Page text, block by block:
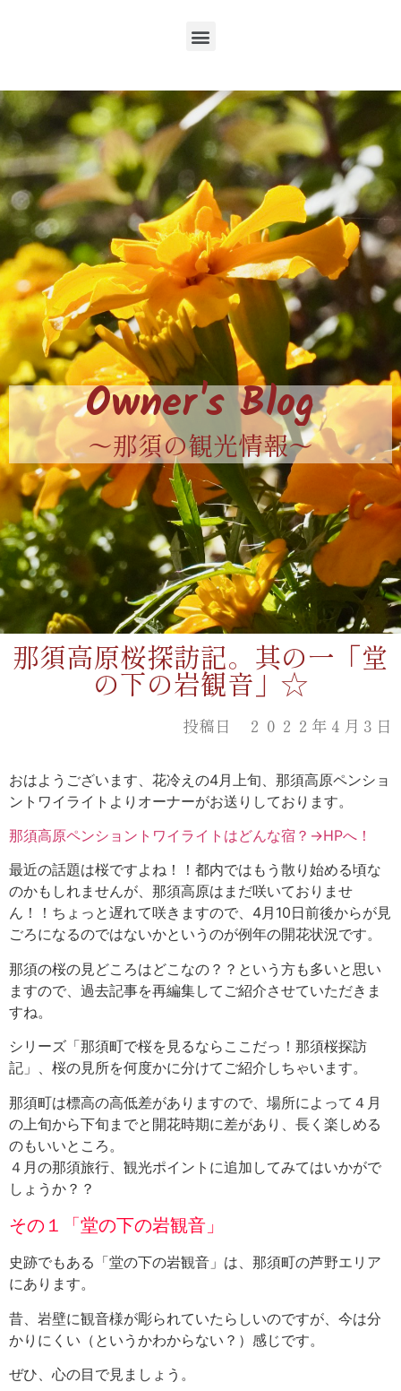
Owner's Blog
〜那須の観光情報〜
那須高原桜探訪記。其の一「堂
の下の岩観音」☆
投稿日 ２０２２年４月３日
おはようございます、花冷えの4月上旬、那須高原ペンショ
ントワイライトよりオーナーがお送りしております。
那須高原ペンショントワイライトはどんな宿？→HPへ！
最近の話題は桜ですよね！！都内ではもう散り始める頃な
のかもしれませんが、那須高原はまだ咲いておりませ
ん！！ちょっと遅れて咲きますので、4月10日前後からが見
ごろになるのではないかというのが例年の開花状況です。
那須の桜の見どころはどこなの？？という方も多いと思い
ますので、過去記事を再編集してご紹介させていただきま
すね。
シリーズ「那須町で桜を見るならここだっ！那須桜探訪
記」、桜の見所を何度かに分けてご紹介しちゃいます。
那須町は標高の高低差がありますので、場所によって４月
の上旬から下旬までと開花時期に差があり、長く楽しめる
のもいいところ。
４月の那須旅行、観光ポイントに追加してみてはいかがで
しょうか？？
その１「堂の下の岩観音」
史跡でもある「堂の下の岩観音」は、那須町の芦野エリア
にあります。
昔、岩壁に観音様が彫られていたらしいのですが、今は分
かりにくい（というかわからない？）感じです。
ぜひ、心の目で見ましょう。